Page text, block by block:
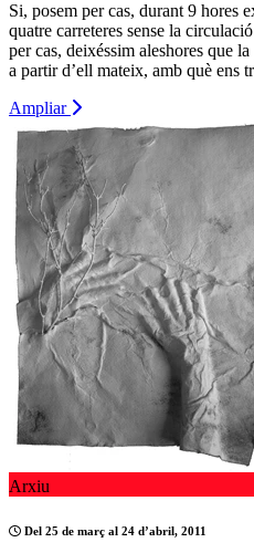
Si, posem per cas, durant 9 hores
quatre carreteres sense la
per cas, deixéssim aleshores que
a partir d’ell mateix, amb què ens
Ampliar
Arxiu
Del 25 de març al 24 d’abril, 2011